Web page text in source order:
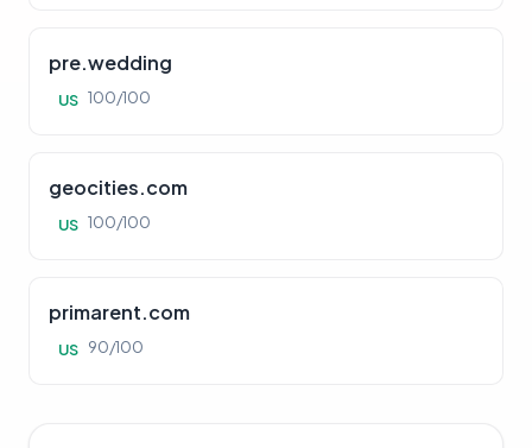
pre.wedding
US 100/100
geocities.com
US 100/100
primarent.com
US 90/100